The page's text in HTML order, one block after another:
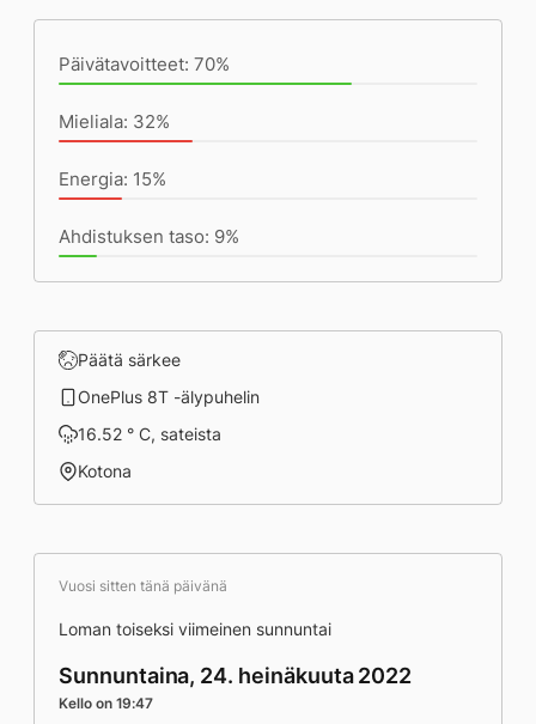
Päivätavoitteet: 70%
Mieliala: 32%
Energia: 15%
Ahdistuksen taso: 9%
Päätä särkee
OnePlus 8T -älypuhelin
16.52 ° C, sateista
Kotona
Vuosi sitten tänä päivänä
Loman toiseksi viimeinen sunnuntai
Sunnuntaina, 24. heinäkuuta 2022
Kello on 19:47